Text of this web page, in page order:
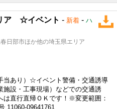
ア ☆イベント - 新着 - ハ
日部市ほか他の埼玉県エリア
当あり）☆イベント警備・交通誘導
設・工事現場）などでの交通誘
は直行直帰ＯＫです！※変更範囲：
11060-09641761